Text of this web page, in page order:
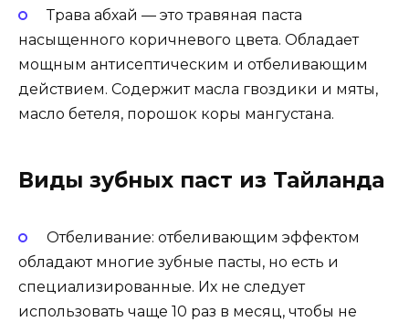
Трава абхай — это травяная паста
насыщенного коричневого цвета. Обладает
мощным антисептическим и отбеливающим
действием. Содержит масла гвоздики и мяты,
масло бетеля, порошок коры мангустана.
Виды зубных паст из Тайланда
Отбеливание: отбеливающим эффектом
обладают многие зубные пасты, но есть и
специализированные. Их не следует
использовать чаще 10 раз в месяц, чтобы не